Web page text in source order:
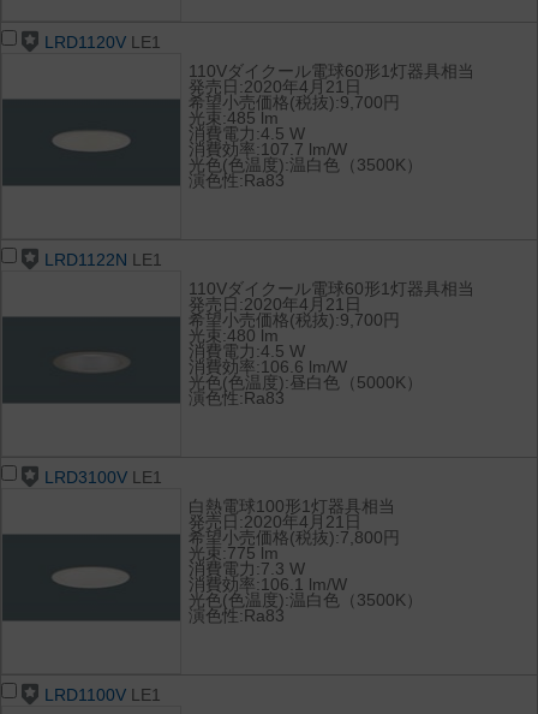
LRD1120V LE1
110Vダイクール電球60形1灯器具相当
発売日:2020年4月21日
希望小売価格(税抜):9,700円
光束:485 lm
消費電力:4.5 W
消費効率:107.7 lm/W
光色(色温度):温白色（3500K）
演色性:Ra83
LRD1122N LE1
110Vダイクール電球60形1灯器具相当
発売日:2020年4月21日
希望小売価格(税抜):9,700円
光束:480 lm
消費電力:4.5 W
消費効率:106.6 lm/W
光色(色温度):昼白色（5000K）
演色性:Ra83
LRD3100V LE1
白熱電球100形1灯器具相当
発売日:2020年4月21日
希望小売価格(税抜):7,800円
光束:775 lm
消費電力:7.3 W
消費効率:106.1 lm/W
光色(色温度):温白色（3500K）
演色性:Ra83
LRD1100V LE1